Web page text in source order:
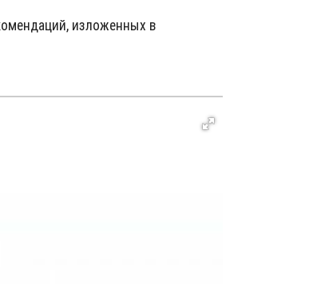
изложенных в